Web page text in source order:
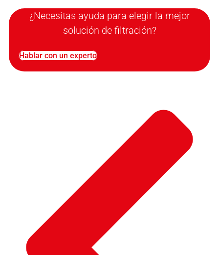
¿Necesitas ayuda para elegir la mejor
solución de filtración?
Hablar con un experto